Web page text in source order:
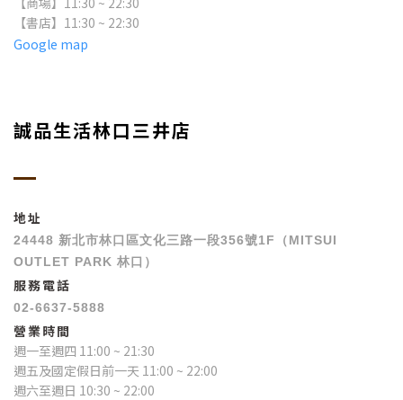
【書店】11:30 ~ 22:30
Google map
誠品生活林口三井店
地址
24448 新北市林口區文化三路一段356號1F（MITSUI
OUTLET PARK 林口）
服務電話
02-6637-5888
營業時間
週一至週四 11:00 ~ 21:30
週五及國定假日前一天 11:00 ~ 22:00
週六至週日 10:30 ~ 22:00